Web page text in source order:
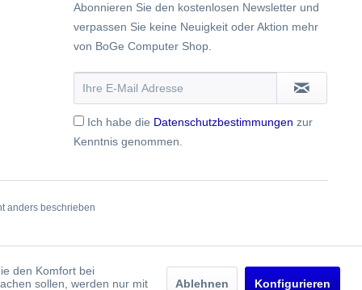
Abonnieren Sie den kostenlosen Newsletter und
verpassen Sie keine Neuigkeit oder Aktion mehr
von BoGe Computer Shop.
Ich habe die Datenschutzbestimmungen zur
Kenntnis genommen.
anders beschrieben
den Komfort bei
sollen, werden nur mit
Ablehnen Konfigurieren